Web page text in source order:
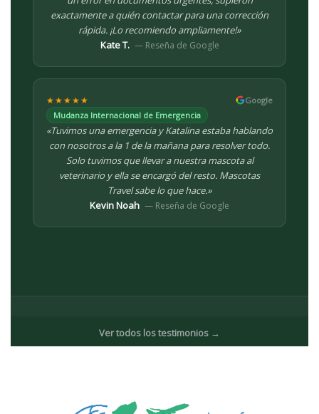
exactamente a quién contactar para una corrección
rápida. ¡Lo recomiendo ampliamente!»
Kate T. — Reseña de Google
★★★★★
Google
Mudanza Internacional de Emergencia
«Tuvimos una emergencia y Katalina estaba hablando
con nosotros a la 1 de la mañana para resolver todo.
Solo tuvimos que llevar a nuestra mascota al
veterinario y ella se encargó del resto. Mascotas
Travel sabe lo que hace.»
Kevin Noah — Reseña de Google
Ver todos los testimonios →